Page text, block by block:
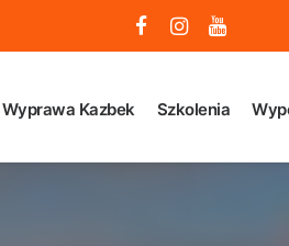
Wyprawa Kazbek Szkolenia